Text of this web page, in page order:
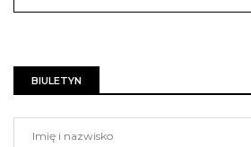
BIULETYN